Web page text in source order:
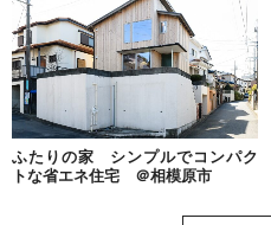
ふたりの家 シンプルでコンパク
トな省エネ住宅 ＠相模原市